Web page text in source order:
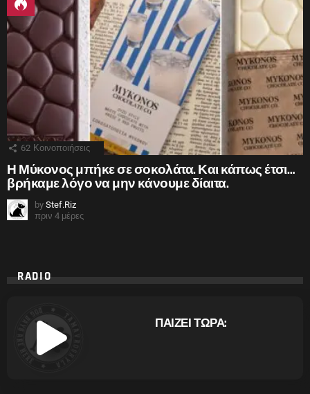
62 Κοινοποιήσεις
Η Μύκονος μπήκε σε σοκολάτα. Και κάπως έτσι…
βρήκαμε λόγο να μην κάνουμε δίαιτα.
by Stef.Riz
πριν 4 μέρες
RADIO
ΠΑΙΖΕΙ ΤΩΡΑ: